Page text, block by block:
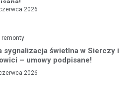
2026
remonty
sygnalizacja świetlna w Sierczy i
– umowy podpisane!
2026